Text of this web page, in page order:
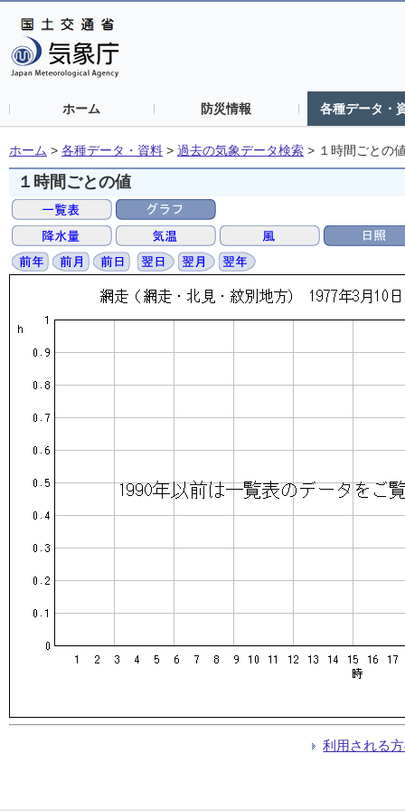
ホーム 防災情報 各種データ・
ホーム > 各種データ・資料 > 過去の気象データ検索 > １時間ごとの
１時間ごとの値
利用される